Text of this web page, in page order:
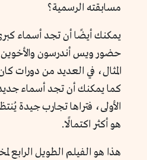
مسابقته الرسمية؟
يمكنك أيضًا أن تجد أسماء
حضور ويس أندرسون
المثال، في العديد من دورات
كما يمكنك أن تجد أسماء
الأولى، فتراها تجارب جيدة
هو أكثر اكتمالًا.
هذا هو الفيلم الطويل الرابع